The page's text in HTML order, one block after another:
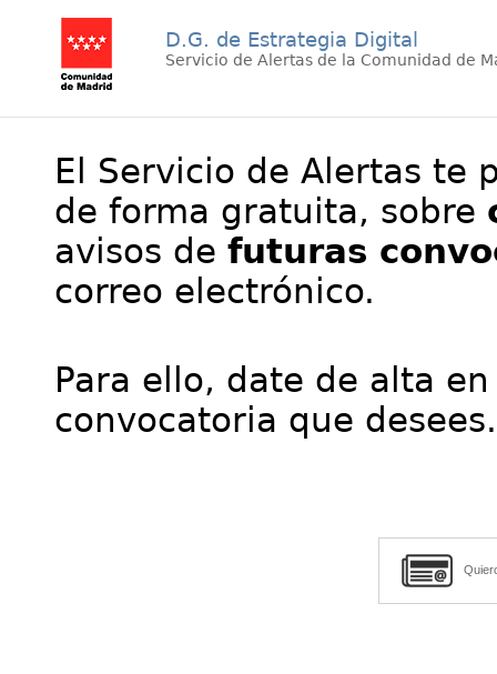
D.G. de Estrategia Digital
Servicio de Alertas de la Comunidad de
El Servicio de Alertas te
de forma gratuita, sobre
avisos de futuras
correo electrónico.
Para ello, date de alta
convocatoria que desees.